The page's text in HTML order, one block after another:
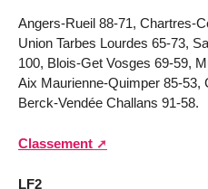
Angers-Rueil 88-71, Chartres-
Union Tarbes Lourdes 65-73,
100, Blois-Get Vosges 69-59,
Aix Maurienne-Quimper 85-53,
Berck-Vendée Challans 91-58.
Classement
LF2